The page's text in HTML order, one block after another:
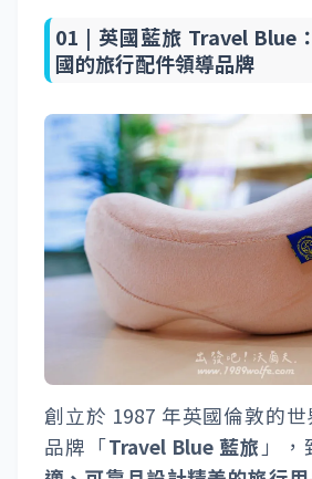
01 | 英國藍旅 Travel Blue
國的旅行配件領導品牌
創立於 1987 年英國倫敦的
品牌「Travel Blue 藍旅 」